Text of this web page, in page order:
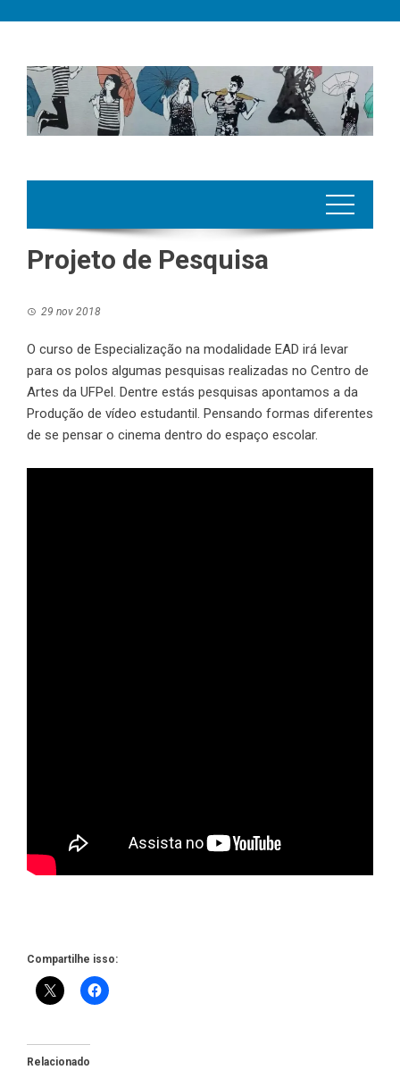
Projeto de Pesquisa
29 nov 2018
O curso de Especialização na modalidade EAD irá levar
para os polos algumas pesquisas realizadas no Centro de
Artes da UFPel. Dentre estás pesquisas apontamos a da
Produção de vídeo estudantil. Pensando formas diferentes
de se pensar o cinema dentro do espaço escolar.
Compartilhe isso:
Relacionado